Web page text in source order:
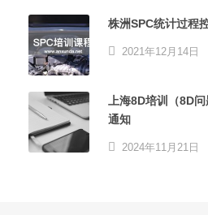
株洲SPC统计过程
2021年12月14日
上海8D培训（8D
通知
2024年11月21日